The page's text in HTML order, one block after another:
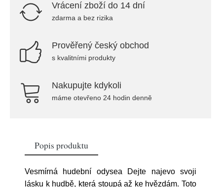
Vrácení zboží do 14 dní
zdarma a bez rizika
Prověřený český obchod
s kvalitními produkty
Nakupujte kdykoli
máme otevřeno 24 hodin denně
Popis produktu
Vesmírná hudební odysea Dejte najevo svoji
lásku k hudbě, která stoupá až ke hvězdám. Toto